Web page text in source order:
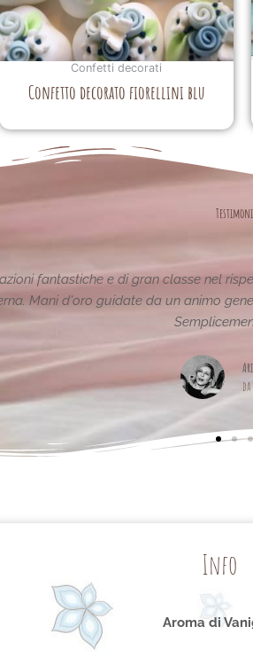
Confetti decorati
Confetto decorato fiorellini blu
Le creazioni sono fantastiche e
pagina,piena
Info
Aroma di